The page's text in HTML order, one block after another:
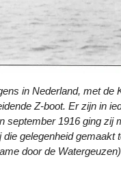
in Nederland, met
Z-boot. Er zijn in
september 1916 ging zij
gelegenheid
door de